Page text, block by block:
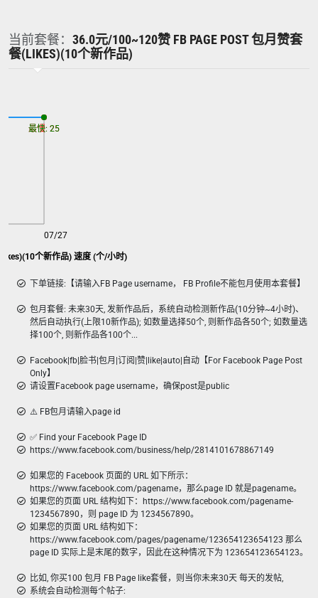
当前套餐： 36.0元/100~120赞 FB PAGE POST 包月赞套
餐(LIKES)(10个新作品)
个新作品) 速度 (个/小时)
07/27
最慢: 25
最快: 25
下单链接:【请输入FB Page username， FB Profile不能包月使用本套餐】
包月套餐: 未来30天, 发新作品后，系统自动检测新作品(10分钟~4小时)、
然后自动执行(上限10新作品); 如数量选择50个, 则新作品各50个; 如数量选
择100个, 则新作品各100个...
Facebook|fb|脸书|包月|订阅|赞|like|auto|自动【For Facebook Page Post
Only】
请设置Facebook page username，确保post是public
⚠️ FB包月请输入page id
✅ Find your Facebook Page ID
https://www.facebook.com/business/help/2814101678867149
如果您的 Facebook 页面的 URL 如下所示：
https://www.facebook.com/pagename，那么page ID 就是pagename。
如果您的页面 URL 结构如下：https://www.facebook.com/pagename-
1234567890，则 page ID 为 1234567890。
如果您的页面 URL 结构如下：
https://www.facebook.com/pages/pagename/123654123654123 那么
page ID 实际上是末尾的数字，因此在这种情况下为 123654123654123。
比如, 你买100 包月 FB Page like套餐，则当你未来30天 每天的发帖,
系统会自动检测每个帖子: